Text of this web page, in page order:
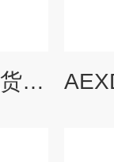
AS32060B-G24供应现货瑞士万福乐WANDFLUH电磁阀